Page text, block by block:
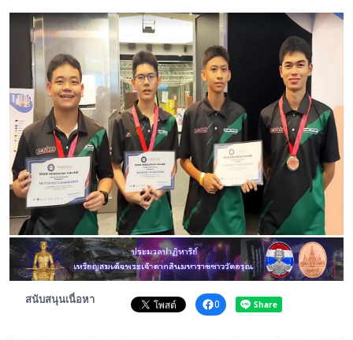
สังคมออนไลน์
พระดอทกะฉ่อน
กะฉ่อนช้อปปิ้ง
ติดต่อ
สนับสนุนเนื่อหา 0